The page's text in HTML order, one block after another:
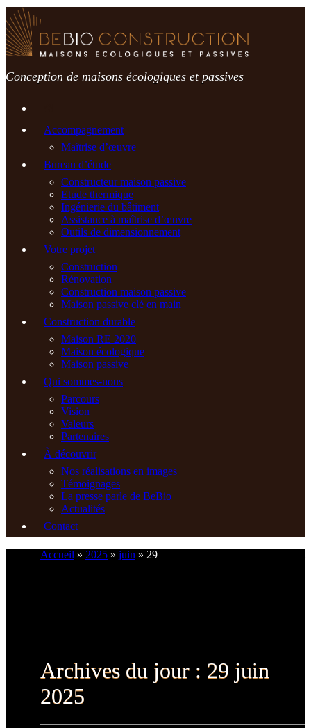
Passer
au
contenu
Conception de maisons écologiques et passives
Accompagnement
Maîtrise d’œuvre
Bureau d’étude
Constructeur maison passive
Etude thermique
Ingénierie du bâtiment
Assistance à maîtrise d’œuvre
Outils de dimensionnement
Votre projet
Construction
Rénovation
Construction maison passive
Maison passive clé en main
Construction durable
Maison RE 2020
Maison écologique
Maison passive
Qui sommes-nous
Parcours
Vision
Valeurs
Partenaires
À découvrir
Nos réalisations en images
Témoignages
La presse parle de BeBio
Actualités
Contact
Accueil » 2025 » juin » 29
Archives du jour : 29 juin
2025